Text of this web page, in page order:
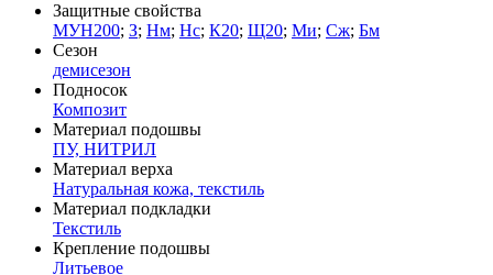
Защитные свойства
МУН200; З; Нм; Нс; К20; Щ20; Ми; Сж; Бм
Сезон
демисезон
Подносок
Композит
Материал подошвы
ПУ, НИТРИЛ
Материал верха
Натуральная кожа, текстиль
Материал подкладки
Текстиль
Крепление подошвы
Литьевое